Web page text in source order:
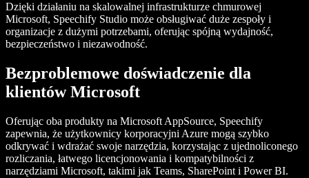
Dzięki działaniu na skalowalnej infrastrukturze chmurowej
Microsoft, Speechify Studio może obsługiwać duże zespoły i
organizacje z dużymi potrzebami, oferując spójną wydajność,
bezpieczeństwo i niezawodność.
Bezproblemowe doświadczenie dla
klientów Microsoft
Oferując oba produkty na Microsoft AppSource, Speechify
zapewnia, że użytkownicy korporacyjni Azure mogą szybko
odkrywać i wdrażać swoje narzędzia, korzystając z ujednoliconego
rozliczania, łatwego licencjonowania i kompatybilności z
narzędziami Microsoft, takimi jak Teams, SharePoint i Power BI.